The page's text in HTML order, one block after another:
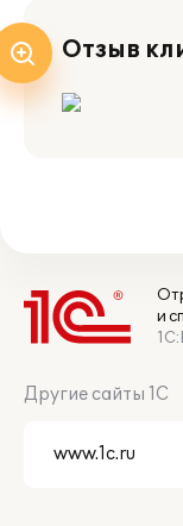
Отзыв
и
Другие сайты 1С